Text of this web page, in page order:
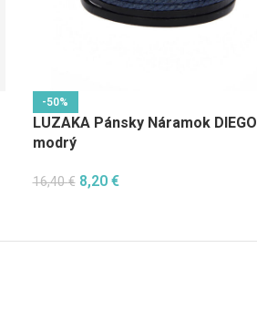
-50%
LUZAKA Pánsky Náramok DIEGO
modrý
16,40€ 8,20 €